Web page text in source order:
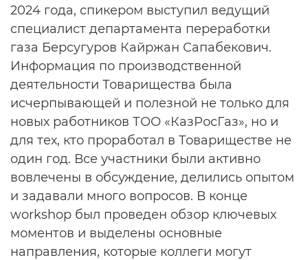
2024 года, спикером выступил ведущий
специалист департамента переработки
газа Берсугуров Кайржан Сапабекович.
Информация по производственной
деятельности Товарищества была
исчерпывающей и полезной не только для
новых работников ТОО «КазРосГаз», но и
для тех, кто проработал в Товариществе не
один год. Все участники были активно
вовлечены в обсуждение, делились опытом
и задавали много вопросов. В конце
workshop был проведен обзор ключевых
моментов и выделены основные
направления, которые коллеги могут